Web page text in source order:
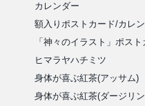
カレンダー
額入りポストカード/カレ
「神々のイラスト」ポスト
ヒマラヤハチミツ
身体が喜ぶ紅茶(アッサム)
身体が喜ぶ紅茶(ダージリ